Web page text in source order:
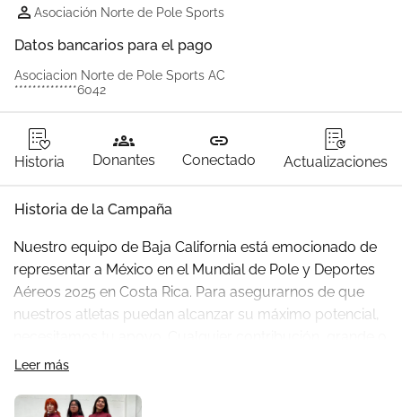
Asociación Norte de Pole Sports
Datos bancarios para el pago
Asociacion Norte de Pole Sports AC
**************6042
Historia
groups
Donantes
link
Conectado Actualizaciones
Historia de la Campaña
Nuestro equipo de Baja California está emocionado de
representar a México en el Mundial de Pole y Deportes
Aéreos 2025 en Costa Rica. Para asegurarnos de que
nuestros atletas puedan alcanzar su máximo potencial,
pequeña, es fundamental para nosotros. Tu donación
y equipo. ¡Gracias por considerar apoyar a nuestros
Leer más